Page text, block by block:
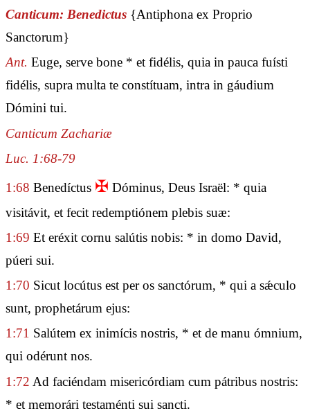
Canticum: Benedictus {Antiphona ex Proprio
Sanctorum}
Ant. Euge, serve bone * et fidélis, quia in pauca fuísti
fidélis, supra multa te constítuam, intra in gáudium
Dómini tui.
Canticum Zachariæ
Luc. 1:68-79
1:68 Benedíctus ✠ Dóminus, Deus Israël: * quia
visitávit, et fecit redemptiónem plebis suæ:
1:69 Et eréxit cornu salútis nobis: * in domo David,
púeri sui.
1:70 Sicut locútus est per os sanctórum, * qui a sǽculo
sunt, prophetárum ejus:
1:71 Salútem ex inimícis nostris, * et de manu ómnium,
qui odérunt nos.
1:72 Ad faciéndam misericórdiam cum pátribus nostris:
* et memorári testaménti sui sancti.